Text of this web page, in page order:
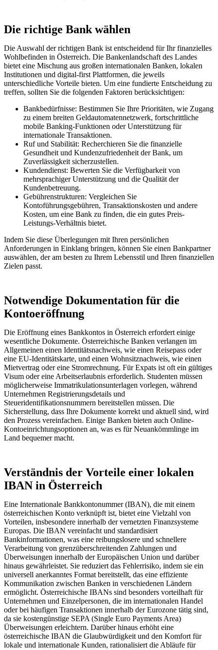
Die richtige Bank wählen
Die Auswahl der richtigen Bank ist entscheidend für Ihr finanzielles
Wohlbefinden in Österreich. Die Bankenlandschaft des Landes
bietet eine Mischung aus großen internationalen Banken, lokalen
Institutionen und digital-first Plattformen, die jeweils
unterschiedliche Vorteile bieten. Um eine fundierte Entscheidung zu
treffen, sollten Sie die folgenden Faktoren berücksichtigen:
Bankbedürfnisse: Bestimmen Sie Ihre Prioritäten, wie Zugang
zu einem breiten Geldautomatennetzwerk, fortschrittliche
mobile Banking-Funktionen oder Unterstützung für
internationale Transaktionen.
Ruf und Stabilität: Recherchieren Sie die finanzielle
Gesundheit und Kundenzufriedenheit der Bank, um
Zuverlässigkeit sicherzustellen.
Kundendienst: Bewerten Sie die Verfügbarkeit von
mehrsprachiger Unterstützung und die Qualität der
Kundenbetreuung.
Gebührenstrukturen: Vergleichen Sie
Kontoführungsgebühren, Transaktionskosten und andere
Kosten, um eine Bank zu finden, die ein gutes Preis-
Leistungs-Verhältnis bietet.
Indem Sie diese Überlegungen mit Ihren persönlichen
Anforderungen in Einklang bringen, können Sie einen Bankpartner
auswählen, der am besten zu Ihrem Lebensstil und Ihren finanziellen
Zielen passt.
Notwendige Dokumentation für die
Kontoeröffnung
Die Eröffnung eines Bankkontos in Österreich erfordert einige
wesentliche Dokumente. Österreichische Banken verlangen im
Allgemeinen einen Identitätsnachweis, wie einen Reisepass oder
eine EU-Identitätskarte, und einen Wohnsitznachweis, wie einen
Mietvertrag oder eine Stromrechnung. Für Expats ist oft ein gültiges
Visum oder eine Arbeitserlaubnis erforderlich. Studenten müssen
möglicherweise Immatrikulationsunterlagen vorlegen, während
Unternehmen Registrierungsdetails und
Steueridentifikationsnummern bereitstellen müssen. Die
Sicherstellung, dass Ihre Dokumente korrekt und aktuell sind, wird
den Prozess vereinfachen. Einige Banken bieten auch Online-
Kontoeinrichtungsoptionen an, was es für Neuankömmlinge im
Land bequemer macht.
Verständnis der Vorteile einer lokalen
IBAN in Österreich
Eine Internationale Bankkontonummer (IBAN), die mit einem
österreichischen Konto verknüpft ist, bietet eine Vielzahl von
Vorteilen, insbesondere innerhalb der vernetzten Finanzsysteme
Europas. Die IBAN vereinfacht und standardisiert
Bankinformationen, was eine reibungslosere und schnellere
Verarbeitung von grenzüberschreitenden Zahlungen und
Überweisungen innerhalb der Europäischen Union und darüber
hinaus gewährleistet. Sie reduziert das Fehlerrisiko, indem sie ein
universell anerkanntes Format bereitstellt, das eine effiziente
Kommunikation zwischen Banken in verschiedenen Ländern
ermöglicht. Österreichische IBANs sind besonders vorteilhaft für
Unternehmen und Einzelpersonen, die im internationalen Handel
oder bei häufigen Transaktionen innerhalb der Eurozone tätig sind,
da sie kostengünstige SEPA (Single Euro Payments Area)
Überweisungen erleichtern. Darüber hinaus erhöht eine
österreichische IBAN die Glaubwürdigkeit und den Komfort für
lokale und internationale Kunden, rationalisiert die Abläufe für